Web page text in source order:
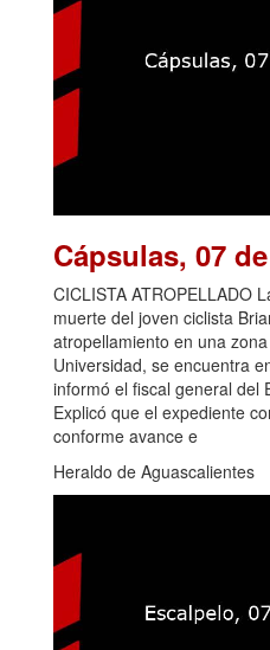
Cápsulas, 07
CICLISTA ATROPELLADO
muerte del joven ciclista
atropellamiento en una
Universidad, se encuentra
informó el fiscal general del
Explicó que el expediente
conforme avance e
Heraldo de Aguascalientes